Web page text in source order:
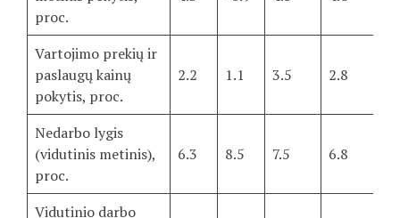
proc.
Vartojimo prekių ir
paslaugų kainų
pokytis, proc.
2.2 1.1 3.5 2.8
Nedarbo lygis
(vidutinis metinis),
proc.
6.3 8.5 7.5 6.8
Vidutinio darbo